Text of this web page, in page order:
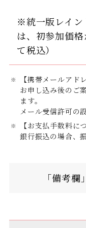
※統一版レイン
は、初参加価
て税込）
【携帯メールアド
お申し込み後のご
ます。
メール受信許可の
【お支払手数料に
銀行振込の場合、
「備考